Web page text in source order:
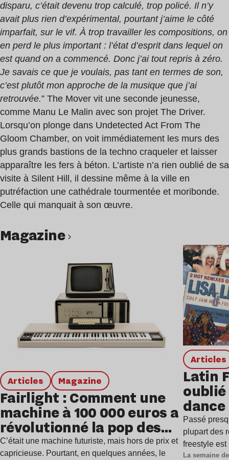
disparu, c’était devenu trop calculé, trop policé. Il n’y
avait plus rien d’expérimental, pourtant j’aime le côté
imparfait, sur le vif. À trop travailler les compositions, on
en perd le plus important : l’état d’esprit dans lequel on
est quand on a commencé. Donc j’ai tout repris à zéro.
Je savais ce que je voulais, pas tant en termes de son,
c’est plutôt mon approche de la musique que j’ai
retrouvée.” The Mover vit une seconde jeunesse,
comme Manu Le Malin avec son projet The Driver.
Lorsqu’on plonge dans Undetected Act From The
Gloom Chamber, on voit immédiatement les murs des
plus grands bastions de la techno craqueler et laisser
apparaître les fers à béton. L’artiste n’a rien oublié de sa
visite à Silent Hill, il dessine même à la ville en
putréfaction une cathédrale tourmentée et moribonde.
Celle qui manquait à son œuvre.
magazine
Articles magazine
Fairlight : Comment une
machine à 100 000 euros a
révolutionné la pop des
années 1980 ?
C’était une machine futuriste, mais hors de prix et
capricieuse. Pourtant, en quelques années, le
Articles
Latin
oublié
Passé
plupart des
freestyle
La semaine